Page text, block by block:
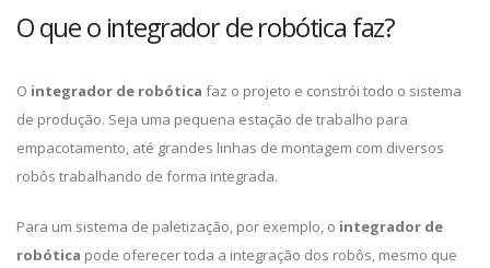
O que o integrador de robótica faz?
O integrador de robótica faz o projeto e constrói todo o sistema
de produção. Seja uma pequena estação de trabalho para
empacotamento, até grandes linhas de montagem com diversos
robôs trabalhando de forma integrada.
Para um sistema de paletização, por exemplo, o integrador de
robótica pode oferecer toda a integração dos robôs, mesmo que